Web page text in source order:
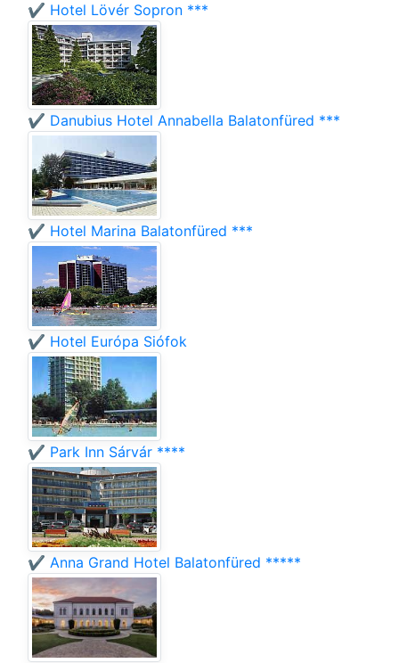
✔️ Hotel Lövér Sopron ***
✔️ Danubius Hotel Annabella Balatonfüred ***
✔️ Hotel Marina Balatonfüred ***
✔️ Hotel Európa Siófok
✔️ Park Inn Sárvár ****
✔️ Anna Grand Hotel Balatonfüred *****